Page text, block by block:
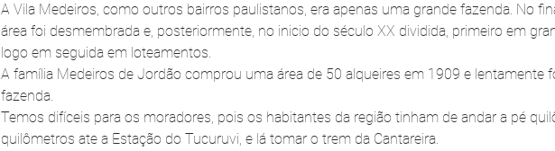
A Vila Medeiros, como outros bairros paulistanos, era apenas uma grande fazenda. No
área foi desmembrada e, posteriormente, no inicio do século XX dividida, primeiro em
logo em seguida em loteamentos.
A família Medeiros de Jordão comprou uma área de 50 alqueires em 1909 e lentamente
fazenda.
Temos difíceis para os moradores, pois os habitantes da região tinham de andar a pé
quilômetros ate a Estação do Tucuruvi, e lá tomar o trem da Cantareira.